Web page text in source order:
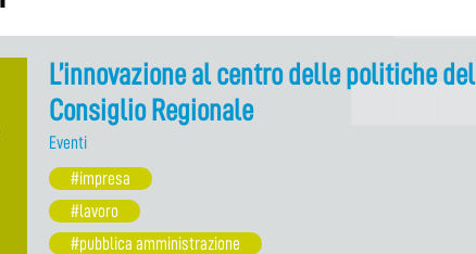
L’innovazione al centro delle politiche del
Consiglio Regionale
Eventi
#impresa
#lavoro
#pubblica amministrazione